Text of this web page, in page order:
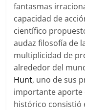
fantasmas
capacidad de
científico
audaz filosofía de
multiplicidad de
alrededor del
Hunt, uno de sus
importante aporte
histórico consistió